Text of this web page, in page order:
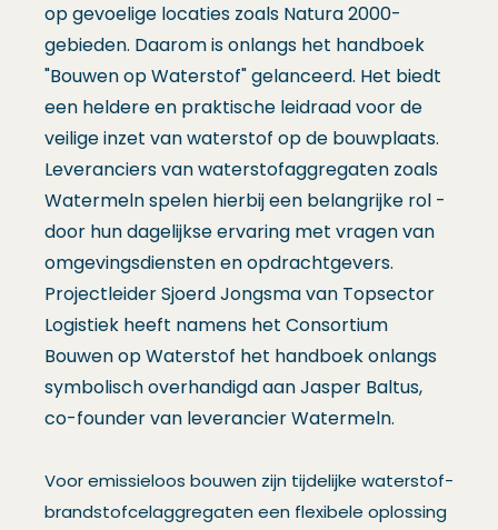
op gevoelige locaties zoals Natura 2000-
gebieden. Daarom is onlangs het handboek
"Bouwen op Waterstof" gelanceerd. Het biedt
een heldere en praktische leidraad voor de
veilige inzet van waterstof op de bouwplaats.
Leveranciers van waterstofaggregaten zoals
Watermeln spelen hierbij een belangrijke rol -
door hun dagelijkse ervaring met vragen van
omgevingsdiensten en opdrachtgevers.
Projectleider Sjoerd Jongsma van Topsector
Logistiek heeft namens het Consortium
Bouwen op Waterstof het handboek onlangs
symbolisch overhandigd aan Jasper Baltus,
co-founder van leverancier Watermeln.
Voor emissieloos bouwen zijn tijdelijke waterstof-
brandstofcelaggregaten een flexibele oplossing